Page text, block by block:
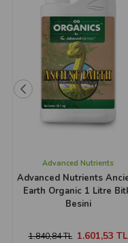
Advanced Nutrients
Advanced Nutrients
Earth Organic 1 Litre
Besini
1.601,53 TL
1.840,84 TL